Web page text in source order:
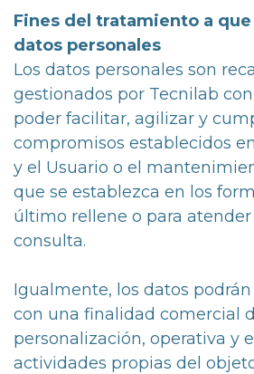
Fines del tratamiento a
datos personales
Los datos personales son
gestionados por Tecnilab
poder facilitar, agilizar y
compromisos establecidos
y el Usuario o el
que se establezca en los
último rellene o para
consulta.
Igualmente, los datos
con una finalidad comercial
personalización, operativa y
actividades propias del